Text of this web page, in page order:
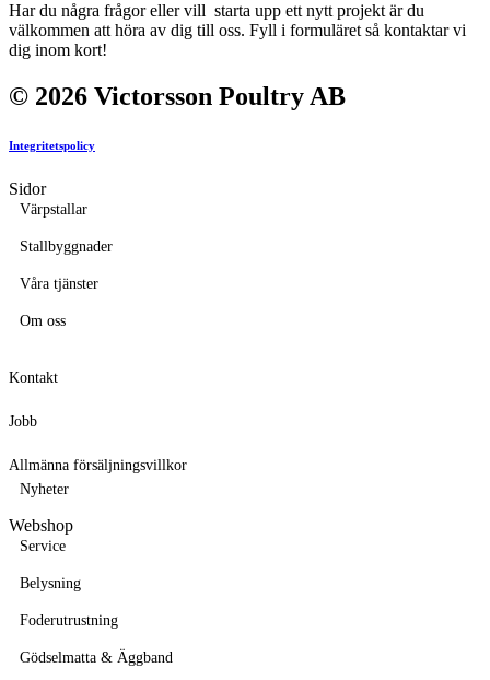
Har du några frågor eller vill starta upp ett nytt projekt är du
välkommen att höra av dig till oss. Fyll i formuläret så kontaktar vi
dig inom kort!
© 2026 Victorsson Poultry AB
Integritetspolicy
Sidor
Värpstallar
Stallbyggnader
Våra tjänster
Om oss
Kontakt
Jobb
Allmänna försäljningsvillkor
Nyheter
Webshop
Service
Belysning
Foderutrustning
Gödselmatta & Äggband